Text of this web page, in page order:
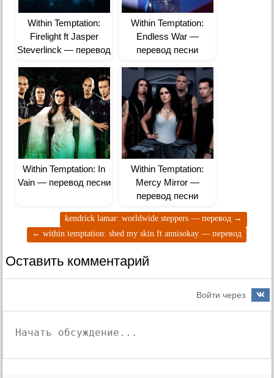
Within Temptation:
Firelight ft Jasper
Steverlinck — перевод
Within Temptation:
Endless War —
перевод песни
Within Temptation: In
Vain — перевод песни
Within Temptation:
Mercy Mirror —
перевод песни
kendrick lamar: worldwide steppers — перевод →
← within temptation: shed my skin ft annisokay — перевод
Оставить комментарий
Войти через